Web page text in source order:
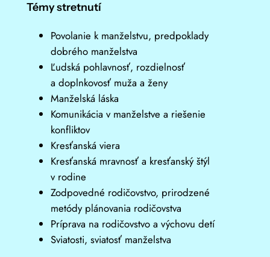
Témy stretnutí
Povolanie k manželstvu, predpoklady
dobrého manželstva
Ľudská pohlavnosť, rozdielnosť
a doplnkovosť muža a ženy
Manželská láska
Komunikácia v manželstve a riešenie
konfliktov
Kresťanská viera
Kresťanská mravnosť a kresťanský štýl
v rodine
Zodpovedné rodičovstvo, prirodzené
metódy plánovania rodičovstva
Príprava na rodičovstvo a výchovu detí
Sviatosti, sviatosť manželstva